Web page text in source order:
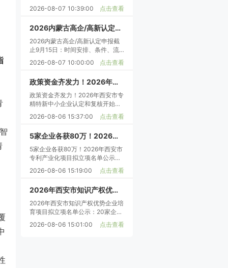
企认定申报实务指南：条件评分流
程材料
2026-08-07 10:39:00 点击查看
2026内蒙古高企/高新认定申报截止9月15日：时间安排、条件、流程、材料、审计中介全攻略
2026内蒙古高企/高新认定申报截
止9月15日：时间安排、条件、流
程、材料、审计中介全攻略
2026-08-07 10:00:00 点击查看
政策资金齐发力！2026年西安市专精特新中小企业认定和复核开始！申报条件、流程及截止时间
政策资金齐发力！2026年西安市专
精特新中小企业认定和复核开始！
申报条件、流程及截止时间
2026-08-06 15:37:00 点击查看
5家企业各获80万！2026年西安市专利产业化项目拟立项名单公示，附申报条件、流程、资助全解析
5家企业各获80万！2026年西安市
专利产业化项目拟立项名单公示，
附申报条件、流程、资助全解析
2026-08-06 15:19:00 点击查看
2026年西安市知识产权优势企业培育项目拟立项名单公示：20家企业各获20万元资助—申报条件与流程详解
2026年西安市知识产权优势企业培
育项目拟立项名单公示：20家企业
各获20万元资助—申报条件与流程
详解
2026-08-06 15:01:00 点击查看